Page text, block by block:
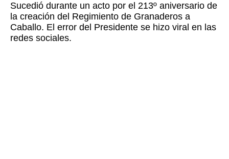
Sucedió durante un acto por el 213º aniversario de
la creación del Regimiento de Granaderos a
Caballo. El error del Presidente se hizo viral en las
redes sociales.